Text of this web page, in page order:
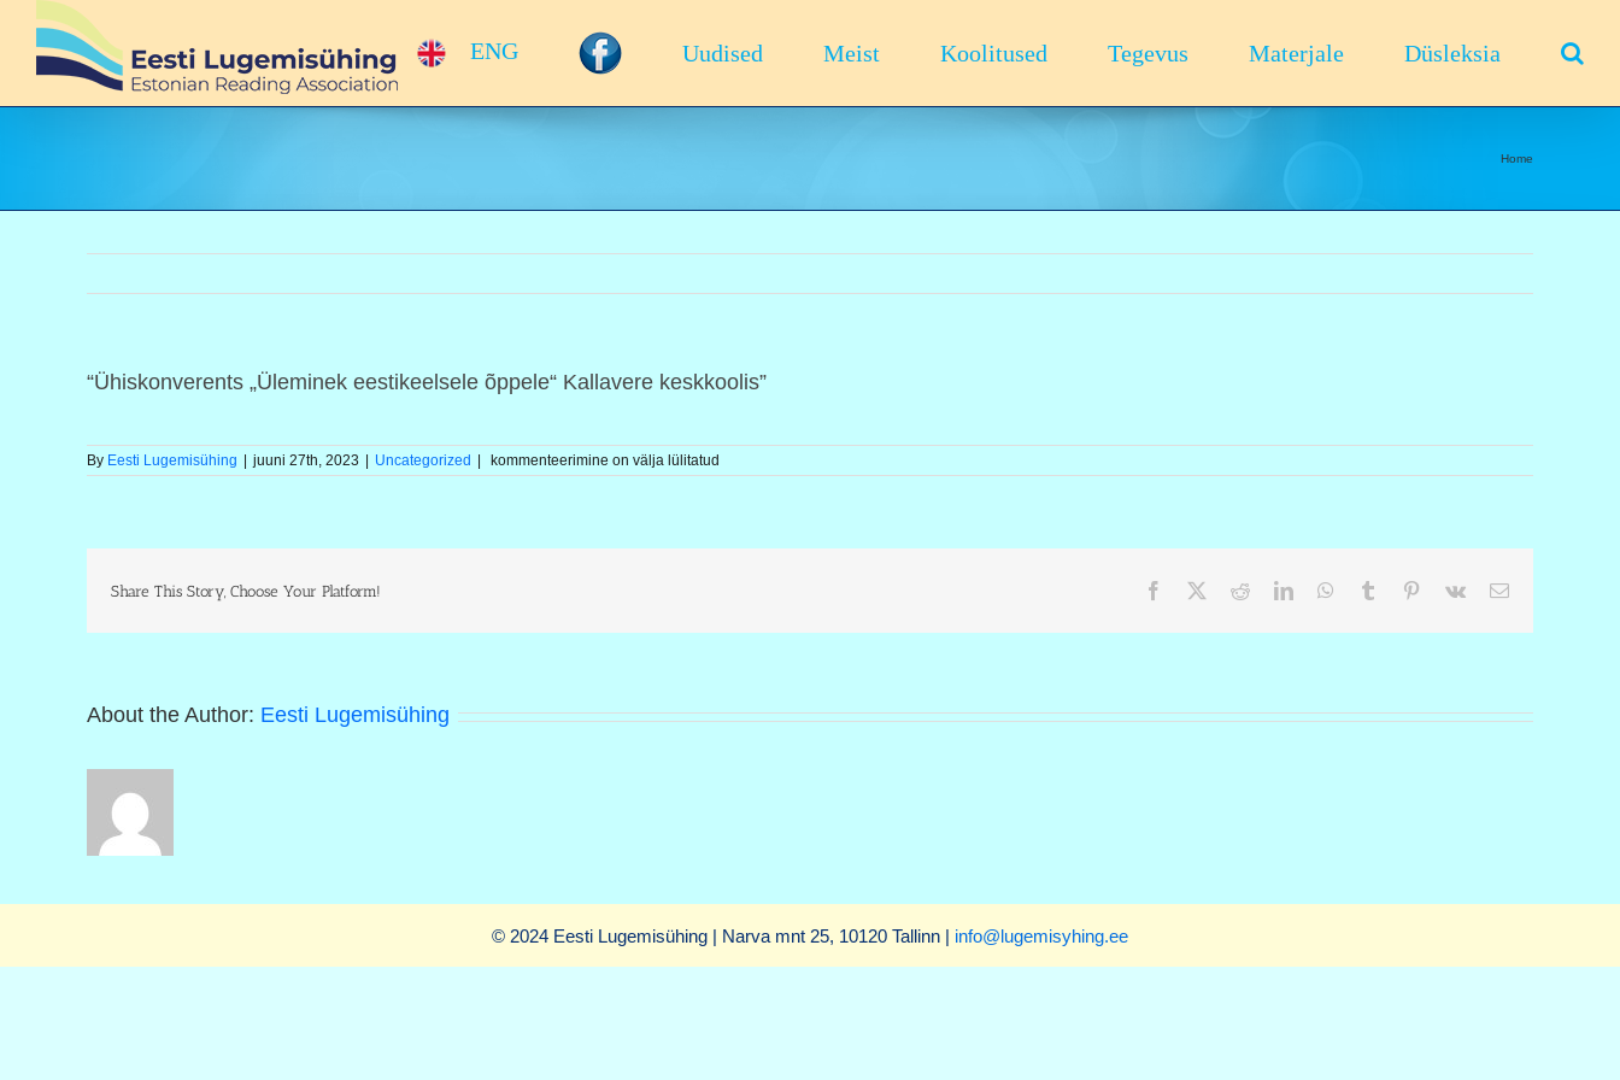
content
ENG Uudised Meist Koolitused Tegevus Materjale Düsleksia
Home
“Ühiskonverents „Üleminek eestikeelsele õppele“ Kallavere keskkoolis”
By Eesti Lugemisühing juuni 27th, 2023 Uncategorized kommenteerimine on välja lülitatud
Share This Story, Choose Your Platform! Facebook RedditLinkedInWhatsApp
Tumblr Pinterest
Vk Email
About the Author: Eesti Lugemisühing
© 2024 Eesti Lugemisühing | Narva mnt 25, 10120 Tallinn | info@lugemisyhing.ee